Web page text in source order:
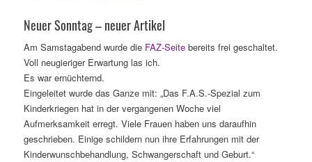
Neuer Sonntag – neuer Artikel
Am Samstagabend wurde die FAZ-Seitebereits frei geschaltet.
Voll neugieriger Erwartung las ich.
Es war ernüchternd.
Eingeleitet wurde das Ganze mit: „Das F.A.S.-Spezial zum
Kinderkriegen hat in der vergangenen Woche viel
Aufmerksamkeit erregt. Viele Frauen haben uns daraufhin
geschrieben. Einige schildern nun ihre Erfahrungen mit der
Kinderwunschbehandlung, Schwangerschaft und Geburt.“